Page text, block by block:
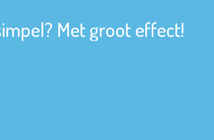
Met groot effect!